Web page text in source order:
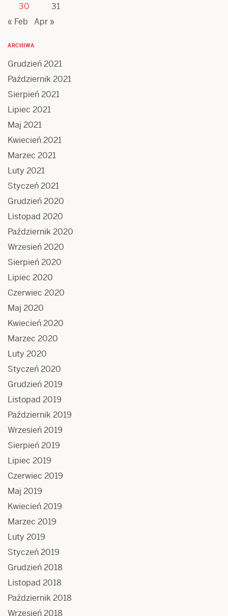
30
31
« Feb
Apr »
ARCHIWA
Grudzień 2021
Październik 2021
Sierpień 2021
Lipiec 2021
Maj 2021
Kwiecień 2021
Marzec 2021
Luty 2021
Styczeń 2021
Grudzień 2020
Listopad 2020
Październik 2020
Wrzesień 2020
Sierpień 2020
Lipiec 2020
Czerwiec 2020
Maj 2020
Kwiecień 2020
Marzec 2020
Luty 2020
Styczeń 2020
Grudzień 2019
Listopad 2019
Październik 2019
Wrzesień 2019
Sierpień 2019
Lipiec 2019
Czerwiec 2019
Maj 2019
Kwiecień 2019
Marzec 2019
Luty 2019
Styczeń 2019
Grudzień 2018
Listopad 2018
Październik 2018
Wrzesień 2018